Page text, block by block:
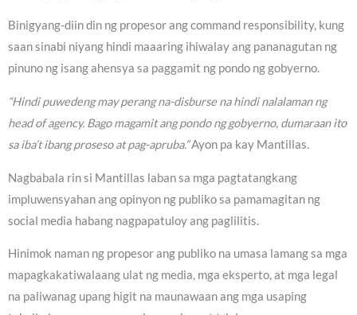
Binigyang-diin din ng propesor ang command responsibility, kung
saan sinabi niyang hindi maaaring ihiwalay ang pananagutan ng
pinuno ng isang ahensya sa paggamit ng pondo ng gobyerno.
“Hindi puwedeng may perang na-disburse na hindi nalalaman ng
head of agency. Bago magamit ang pondo ng gobyerno, dumaraan ito
sa iba’t ibang proseso at pag-apruba.”Ayon pa kay Mantillas.
Nagbabala rin si Mantillas laban sa mga pagtatangkang
impluwensyahan ang opinyon ng publiko sa pamamagitan ng
social media habang nagpapatuloy ang paglilitis.
Hinimok naman ng propesor ang publiko na umasa lamang sa mga
mapagkakatiwalaang ulat ng media, mga eksperto, at mga legal
na paliwanag upang higit na maunawaan ang mga usaping